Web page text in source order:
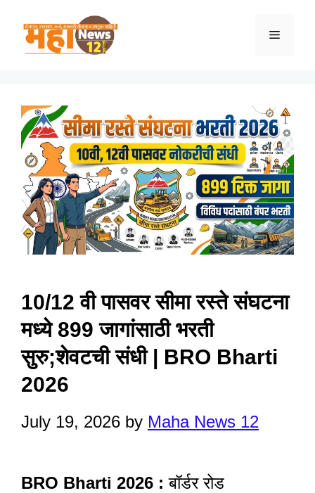
Menu
10/12 वी पासवर सीमा रस्ते संघटना
मध्ये 899 जागांसाठी भरती
सुरु;शेवटची संधी | BRO Bharti
2026
July 19, 2026 by Maha News 12
BRO Bharti 2026 :बॉर्डर रोड